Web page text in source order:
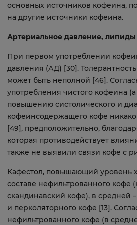
основных источников кофеина,
на другие источники кофеина.
Артериальное давление, липиды
При первом употреблении
давления (АД) [30].
может быть неполной [46].
употребления чистого кофеина
повышению систолического и
кофеинсодержащего кофе
[49], предположительно,
которая противодействует
также не выявили связи кофе с
Кафестол, повышающий уровень
составе нефильтрованного кофе
скандинавский кофе), в средней
и перколяторного кофе [13].
нефильтрованного кофе (в